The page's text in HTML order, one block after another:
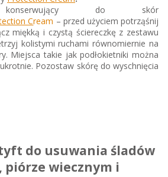
do skór
Cream – przed użyciem potrząśnij
miękką i czystą ściereczkę z zestawu
kolistymi ruchami równomiernie na
Miejsca takie jak podłokietniki można
Pozostaw skórę do wyschnięcia
do usuwania śladów
piórze wiecznym i